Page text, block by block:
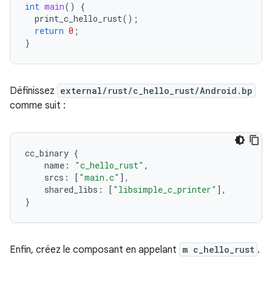
int main()
{
print_c_hello_rust();
return 0 ;
}
Définissez external/rust/c_hello_rust/Android.bp
comme suit :
cc_binary {
name : "c_hello_rust" ,
srcs : [ "main.c" ],
shared_libs : [ "libsimple_c_printer" ],
}
Enfin, créez le composant en appelant m c_hello_rust .